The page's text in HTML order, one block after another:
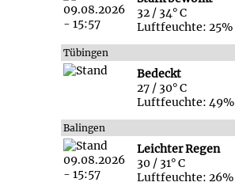
32 / 34° C
Luftfeuchte: 25%
Tübingen
Bedeckt
27 / 30° C
Luftfeuchte: 49%
Balingen
Leichter Regen
30 / 31° C
Luftfeuchte: 26%